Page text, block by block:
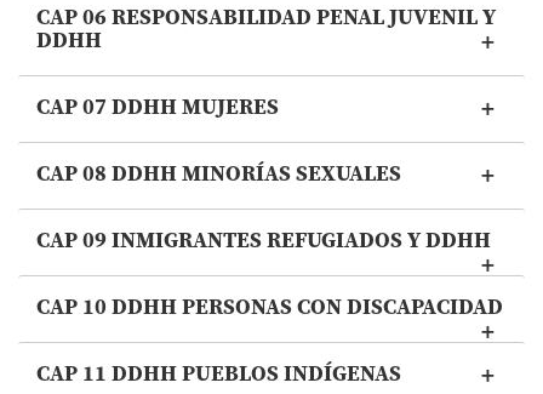
CAP 06 RESPONSABILIDAD PENAL JUVENIL Y
DDHH
CAP 07 DDHH MUJERES
CAP 08 DDHH MINORÍAS SEXUALES
CAP 09 INMIGRANTES REFUGIADOS Y DDHH
CAP 10 DDHH PERSONAS CON DISCAPACIDAD
CAP 11 DDHH PUEBLOS INDÍGENAS